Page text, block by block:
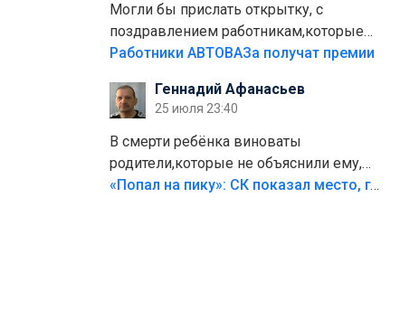
Могли бы прислать открытку, с
поздравлением работникам,которые
больше сорока лет отработали на
Работники АВТОВАЗа получат премии
Геннадий Афанасьев
25 июля 23:40
В смерти ребёнка виноваты
родители,которые не объяснили ему,
что такое хорошо и что такое плохо!
«Попал на пику»: СК показал место, где был смертельно травмирован ребенок в Тольятти